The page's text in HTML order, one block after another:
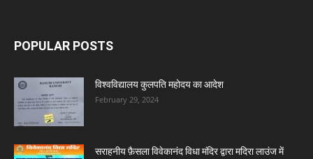
POPULAR POSTS
विश्वविद्यालय कुलपति महोदय का आदेश
February 29, 2024
सराहनीय फ़ैसला विवेकानंद विधा मंदिर द्वारा मदिरा लाउंज में